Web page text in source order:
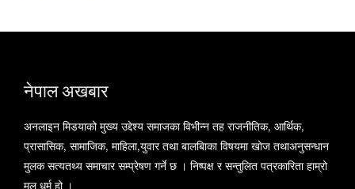
नेपाल अखबार
अनलाइन मिडयाको मुख्य उद्देश्य समाजका विभीन्न तह राजनीतिक, आर्थिक,
प्रासासिक, सामाजिक, माहिला,युवार तथा बालबािका विषयमा खोज तथाअनुसन्धान
मुलक सत्यतथ्य समाचार सम्प्रेषण गर्ने छ । निष्पक्ष र सन्तुलित पत्रकारिता हाम्रो
मूल धर्म हो ।